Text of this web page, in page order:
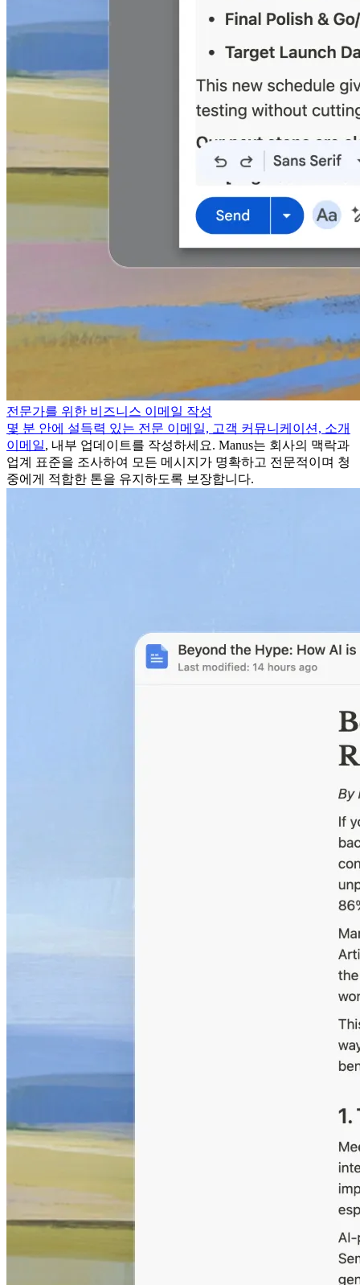
전문가를 위한 비즈니스 이메일 작성
몇 분 안에 설득력 있는 전문 이메일, 고객 커뮤니케이션, 소개
이메일, 내부 업데이트를 작성하세요. Manus는 회사의 맥락과
업계 표준을 조사하여 모든 메시지가 명확하고 전문적이며 청
중에게 적합한 톤을 유지하도록 보장합니다.